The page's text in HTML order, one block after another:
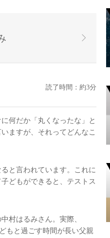
読了時間：約3分
何だか「丸くなったな」と
ますが、それってどんなこ
と言われています。これに
どもができると、テストス
村はるみさん。実際、
もと過ごす時間が長い父親